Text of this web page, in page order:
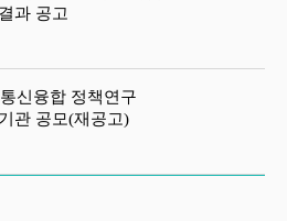
과 공고
신융합 정책연구
관 공모(재공고)